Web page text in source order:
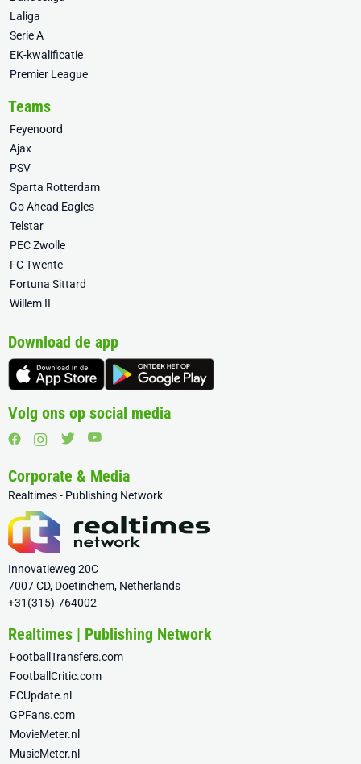
Laliga
Serie A
EK-kwalificatie
Premier League
Teams
Feyenoord
Ajax
PSV
Sparta Rotterdam
Go Ahead Eagles
Telstar
PEC Zwolle
FC Twente
Fortuna Sittard
Willem II
Download de app
Volg ons op social media
Corporate & Media
Realtimes - Publishing Network
Innovatieweg 20C
7007 CD, Doetinchem, Netherlands
+31(315)-764002
Realtimes | Publishing Network
FootballTransfers.com
FootballCritic.com
FCUpdate.nl
GPFans.com
MovieMeter.nl
MusicMeter.nl